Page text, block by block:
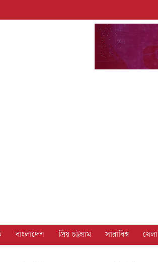
বাংলাদেশ প্রিয় চট্টগ্রাম সারাবিশ্ব খেলা